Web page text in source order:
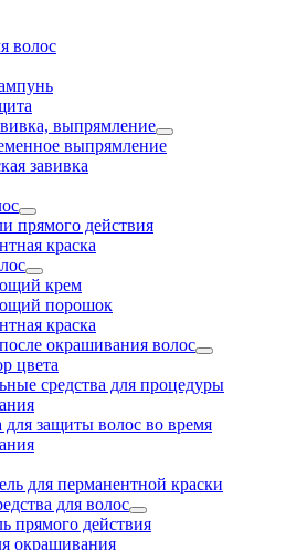
волос
выпрямление
выпрямление
завивка
прямого действия
краска
крем
порошок
краска
окрашивания волос
цвета
средства для процедуры
для защиты волос во время
для перманентной краски
для волос
прямого действия
окрашивания